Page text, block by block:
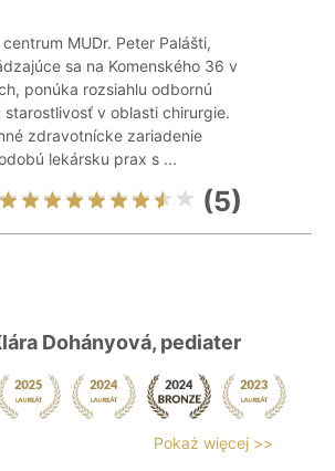
MUDr. Peter Palášti,
sa na Komenského 36 v
ponúka rozsiahlu odbornú
starostlivosť v oblasti chirurgie.
zdravotnícke zariadenie
lekársku prax s ...
(5)
Dohányová, pediater
Pokaż więcej >>